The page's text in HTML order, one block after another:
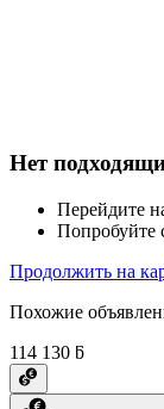
Нет
Перейдите
Попробуйте
Продолжить на
Похожие
114 130 ƃ